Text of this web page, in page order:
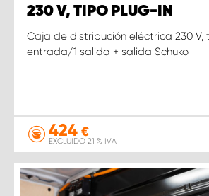
230 V, TIPO PLUG-IN
Caja de distribución eléctrica 230 V,
entrada/1 salida + salida Schuko
424 €
EXCLUIDO 21 % IVA